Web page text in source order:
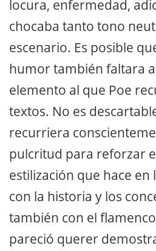
locura, enfermedad,
chocaba tanto tono
escenario. Es posible
humor también faltara
elemento al que Poe
textos. No es
recurriera
pulcritud para reforzar
estilización que hace en
con la historia y los
también con el
pareció querer